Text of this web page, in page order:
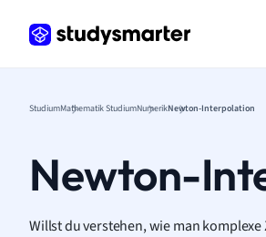
StudiumMathematik StudiumNumerikNewton-Interpolation
Newton-
Willst du verstehen, wie man